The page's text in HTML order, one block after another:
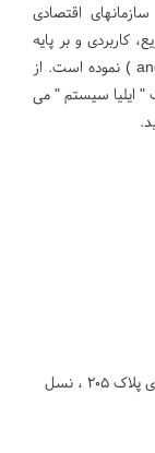
اقتصادی
کاربردی و بر پایه
اصول حرفه ای بر بستر وب و موبایل (android & ios ) نموده است. از
" ایلیا سیستم " می
مشهد ، بلوار بعثت ، بین بعثت ۱۱ و تقاطع منتظری پلاک ۲۰۵ ، نسل